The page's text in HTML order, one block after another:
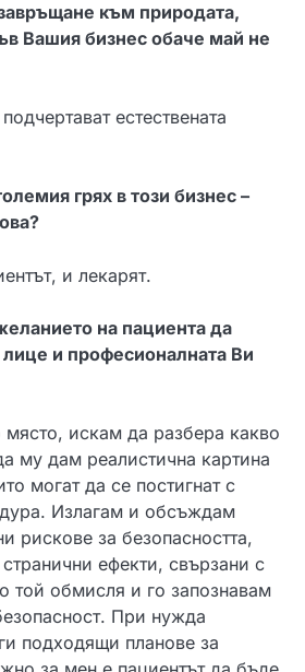
към природата,
Вашия бизнес обаче май не
естествената
грях в този бизнес –
и лекарят.
на пациента да
и професионалната Ви
място, искам да разбера какво
му дам реалистична картина
могат да се постигнат с
Излагам и обсъждам
рискове за безопасността,
ефекти, свързани с
той обмисля и го запознавам
При нужда
подходящи планове за